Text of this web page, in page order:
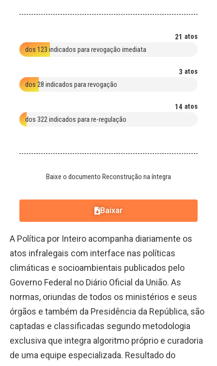
21 atos
dos 123 indicados para revogação imediata
3 atos
dos 28 indicados para revogação
14 atos
dos 322 indicados para re-regulação
Baixe o documento Reconstrução na íntegra
Baixar
A Política por Inteiro acompanha diariamente os
atos infralegais com interface nas políticas
climáticas e socioambientais publicados pelo
Governo Federal no Diário Oficial da União. As
normas, oriundas de todos os ministérios e seus
órgãos e também da Presidência da República, são
captadas e classificadas segundo metodologia
exclusiva que integra algoritmo próprio e curadoria
de uma equipe especializada. Resultado do